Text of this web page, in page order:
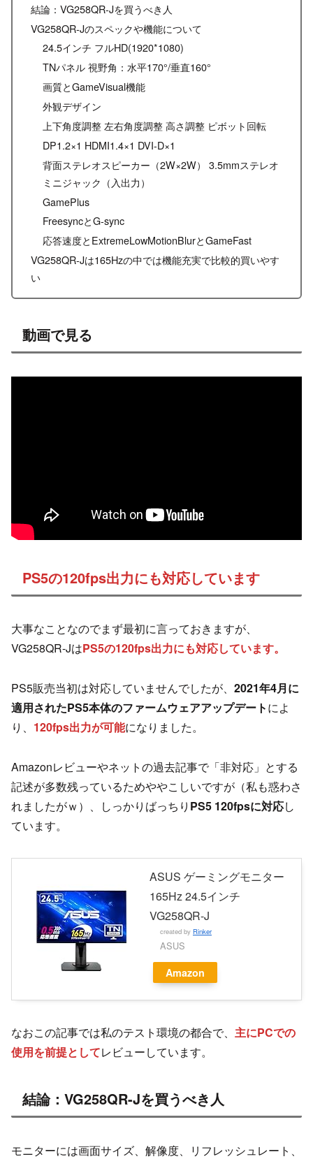
結論：VG258QR-Jを買うべき人
VG258QR-Jのスペックや機能について
24.5インチ フルHD(1920*1080)
TNパネル 視野角：水平170°/垂直160°
画質とGameVisual機能
外観デザイン
上下角度調整 左右角度調整 高さ調整 ピボット回転
DP1.2×1 HDMI1.4×1 DVI-D×1
背面ステレオスピーカー（2W×2W） 3.5mmステレオ
ミニジャック（入出力）
GamePlus
FreesyncとG-sync
応答速度とExtremeLowMotionBlurとGameFast
VG258QR-Jは165Hzの中では機能充実で比較的買いやす
い
動画で見る
PS5の120fps出力にも対応しています
大事なことなのでまず最初に言っておきますが、
VG258QR-JはPS5の120fps出力にも対応しています。
PS5販売当初は対応していませんでしたが、 2021年4月に
適用されたPS5本体のファームウェアアップデートによ
り、 120fps出力が可能になりました。
Amazonレビューやネットの過去記事で「非対応」とする
記述が多数残っているためややこしいですが（私も惑わさ
れましたがｗ）、しっかりばっちり PS5 120fpsに対応し
ています。
ASUS ゲーミングモニター
165Hz 24.5インチ
VG258QR-J
created by Rinker
ASUS
Amazon
なおこの記事では私のテスト環境の都合で、 主にPCでの
使用を前提としてレビューしています。
結論：VG258QR-Jを買うべき人
モニターには画面サイズ、解像度、リフレッシュレート、